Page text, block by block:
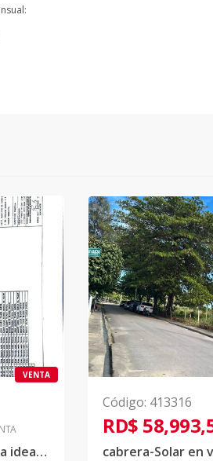
VENTA
Solar en venta en Cabrera ideal para proyecto de apartamentos, casas u hotel cas
Código: 413316
RD$
cabrera-Solar en